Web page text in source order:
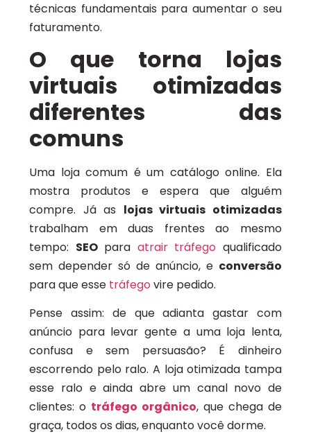
técnicas fundamentais para aumentar o seu
faturamento.
O que torna lojas
virtuais otimizadas
diferentes das
comuns
Uma loja comum é um catálogo online. Ela
mostra produtos e espera que alguém
compre. Já as lojas virtuais otimizadas
trabalham em duas frentes ao mesmo
tempo: SEOpara atrair tráfego qualificado
sem depender só de anúncio, e conversão
para que esse tráfego vire pedido.
Pense assim: de que adianta gastar com
anúncio para levar gente a uma loja lenta,
confusa e sem persuasão? É dinheiro
escorrendo pelo ralo. A loja otimizada tampa
esse ralo e ainda abre um canal novo de
clientes: o tráfego orgânico, que chega de
graça, todos os dias, enquanto você dorme.